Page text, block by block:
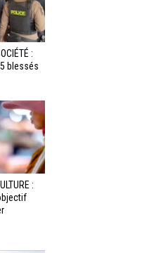
:
blessés
: